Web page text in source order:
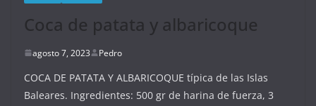
Coca de patata y albaricoque
agosto 7, 2023 Pedro
COCA DE PATATA Y ALBARICOQUE típica de las Islas
Baleares. Ingredientes: 500 gr de harina de fuerza, 3